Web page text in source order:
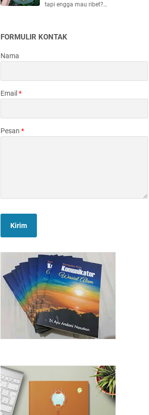
tapi engga mau ribet?…
FORMULIR KONTAK
Nama
Email *
Pesan *